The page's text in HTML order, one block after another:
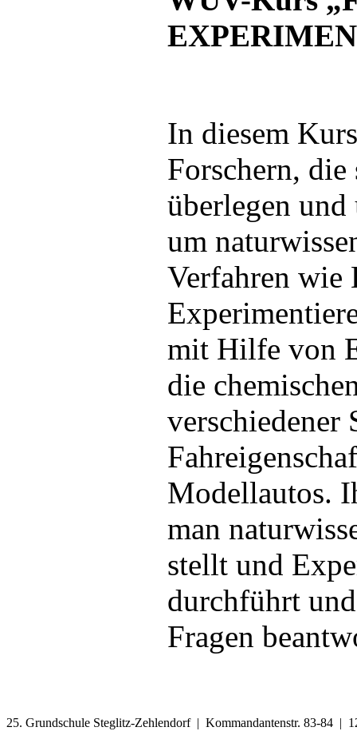
In diesem
Forschern, die
überlegen und
um
Verfahren wie
mit Hilfe von
die
verschiedener
Modellautos.
man
stellt und
durchführt
Fragen
25. Grundschule Steglitz-Zehlendorf | Kommandantenstr. 83-84